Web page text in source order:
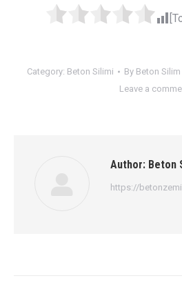
Category: Beton Silimi By Beton Silim
Leave a
Author: Beton
https://